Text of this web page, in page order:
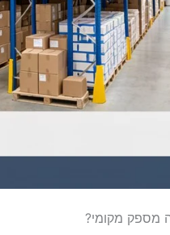
מספק מקומי?